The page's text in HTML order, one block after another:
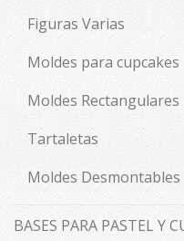
Figuras Varias
Moldes para cupcakes
Moldes Rectangulares
Tartaletas
Moldes Desmontables
BASES PARA PASTEL Y